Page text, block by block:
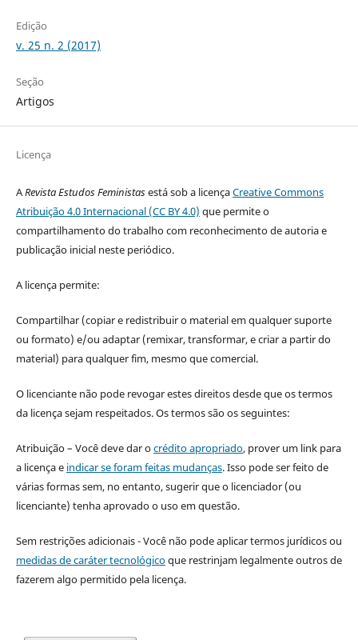
Edição
v. 25 n. 2 (2017)
Seção
Artigos
Licença
ARevista Estudos Feministasestá sob a licençaCreative Commons
Atribuição 4.0 Internacional (CC BY 4.0) que permite o
compartilhamento do trabalho com reconhecimento de autoria e
publicação inicial neste periódico.
A licença permite:
Compartilhar (copiar e redistribuir o material em qualquer suporte
ou formato) e/ou adaptar (remixar, transformar, e criar a partir do
material) para qualquer fim, mesmo que comercial.
O licenciante não pode revogar estes direitos desde que os termos
da licença sejam respeitados. Os termos são os seguintes:
Atribuição – Você deve dar ocrédito apropriado, prover um link para
a licença e indicar se foram feitas mudanças. Isso pode ser feito de
várias formas sem, no entanto, sugerir que o licenciador (ou
licenciante) tenha aprovado o uso em questão.
Sem restrições adicionais - Você não pode aplicar termos jurídicos ou
medidas de caráter tecnológicoque restrinjam legalmente outros de
fazerem algo permitido pela licença.